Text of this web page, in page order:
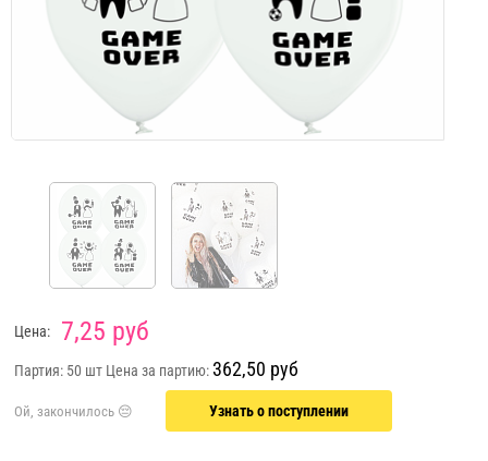
Цена: 7,25 руб
Партия: 50 шт Цена за партию: 362,50 руб
Узнать о поступлении